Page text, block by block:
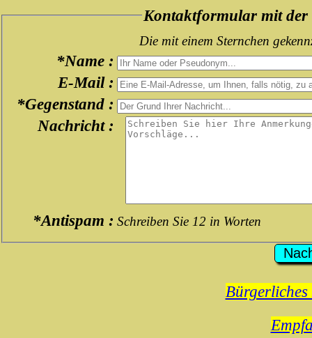
Kontaktformular mit
Die mit einem Sternchen
*Name :
E-Mail :
*Gegenstand :
Nachricht :
*Antispam : Schreiben Sie 12 in Worten
Bürgerliches